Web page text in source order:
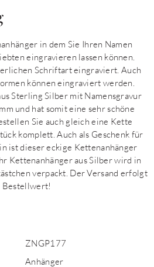
in dem Sie Ihren Namen
eingravieren lassen können.
Schriftart eingraviert. Auch
können eingraviert werden.
Sterling Silber mit Namensgravur
und hat somit eine sehr schöne
Sie auch gleich eine Kette
komplett. Auch als Geschenk für
ist dieser eckige Kettenanhänger
Kettenanhänger aus Silber wird in
verpackt. Der Versand erfolgt
Bestellwert!
ZNGP177
Anhänger